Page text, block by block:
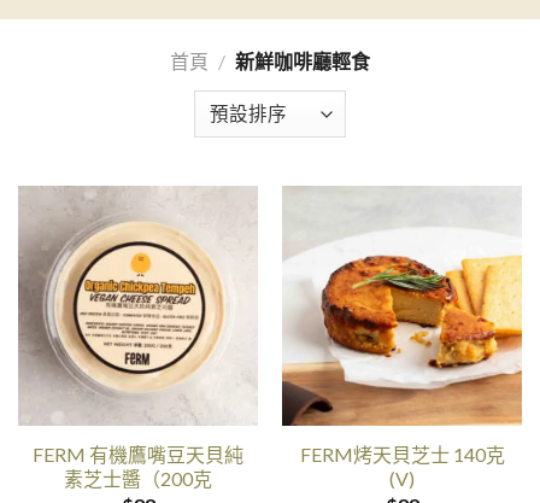
首頁 / 新鮮咖啡廳輕食
FERM 有機鷹嘴豆天貝純
素芝士醬（200克
FERM烤天貝芝士 140克
(V)